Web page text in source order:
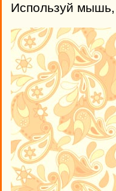
Используй мышь,